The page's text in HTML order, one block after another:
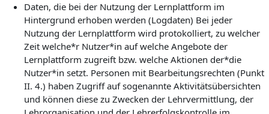
Daten, die bei der Nutzung der Lernplattform im
Hintergrund erhoben werden (Logdaten) Bei jeder
Nutzung der Lernplattform wird protokolliert, zu welcher
Zeit welche*r Nutzer*in auf welche Angebote der
Lernplattform zugreift bzw. welche Aktionen der*die
Nutzer*in setzt. Personen mit Bearbeitungsrechten (Punkt
II. 4.) haben Zugriff auf sogenannte Aktivitätsübersichten
und können diese zu Zwecken der Lehrvermittlung, der